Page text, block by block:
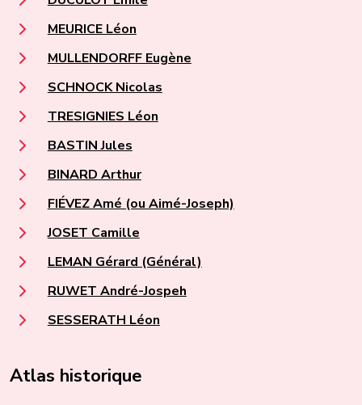
MEURICE Léon
MULLENDORFF Eugène
SCHNOCK Nicolas
TRESIGNIES Léon
BASTIN Jules
BINARD Arthur
FIÉVEZ Amé (ou Aimé-Joseph)
JOSET Camille
LEMAN Gérard (Général)
RUWET André-Jospeh
SESSERATH Léon
Atlas historique